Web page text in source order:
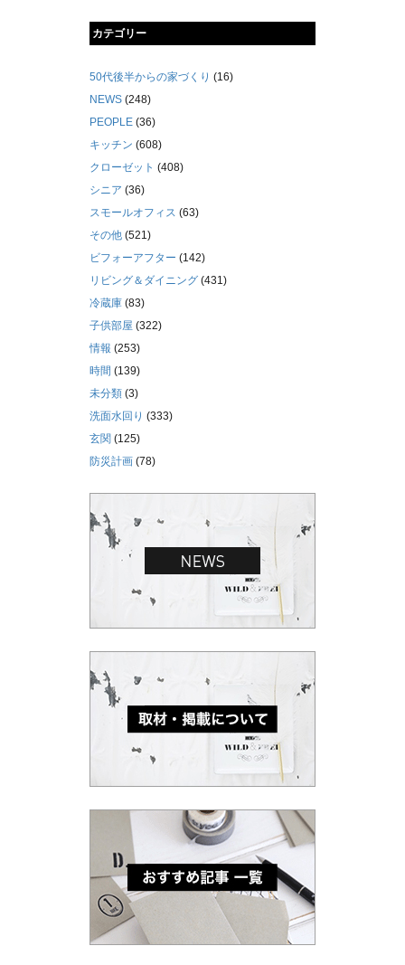
カテゴリー
50代後半からの家づくり (16)
NEWS (248)
PEOPLE (36)
キッチン (608)
クローゼット (408)
シニア (36)
スモールオフィス (63)
その他 (521)
ビフォーアフター (142)
リビング＆ダイニング (431)
冷蔵庫 (83)
子供部屋 (322)
情報 (253)
時間 (139)
未分類 (3)
洗面水回り (333)
玄関 (125)
防災計画 (78)